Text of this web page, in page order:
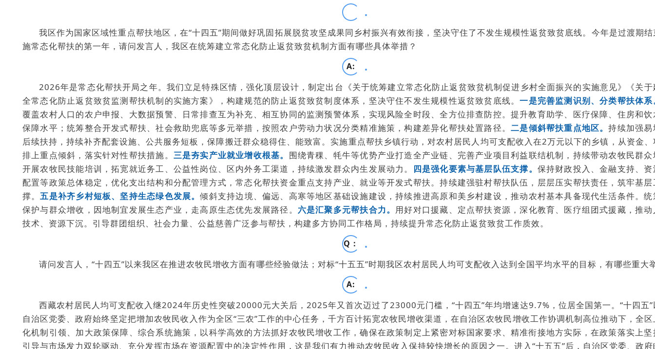
Q
:
我区作为国家区域性重点帮扶地区，在“十四五”期间做好巩固拓展脱贫攻坚成果同乡村振兴有效衔接，坚决守住了不发生规模性返贫致贫底线。今年是过渡期
施常态化帮扶的第一年，请问发言人，我区在统筹建立常态化防止返贫致贫机制方面有哪些具体举措？
A:
2026年是常态化帮扶开局之年。我们立足特殊区情，强化顶层设计，制定出台《关于统筹建立常态化防止返贫致贫机制促进乡村全面振兴的实施意见》《关
全常态化防止返贫致贫监测帮扶机制的实施方案》，构建规范的防止返贫致贫制度体系，坚决守住不发生规模性返贫致贫底线。一是完善监测识别、分类帮扶体系
覆盖农村人口的农户申报、大数据预警、日常排查互为补充、相互协同的监测预警体系，实现风险全时段、全方位排查防控。提升教育助学、医疗保障、住房和
保障水平；统筹整合开发式帮扶、社会救助兜底等多元举措，按照农户劳动力状况分类精准施策，构建差异化帮扶处置路径。二是倾斜帮扶重点地区。持续加强
后续扶持，持续补齐配套设施、公共服务短板，保障搬迁群众稳得住、能致富。实施重点帮扶乡镇行动，对农村居民人均可支配收入在2万元以下的乡镇，从资金
排上重点倾斜，落实针对性帮扶措施。 三是夯实产业就业增收根基。 围绕青稞、牦牛等优势产业打造全产业链、完善产业项目利益联结机制，持续带动农牧民群
开展农牧民技能培训，拓宽就近务工、公益性岗位、区内外务工渠道，持续激发群众内生发展动力。
四是强化要素与基层队伍支撑。 保持财政投入、金融支持、
配置等政策总体稳定，优化支出结构和分配管理方式，常态化帮扶资金重点支持产业、就业等开发式帮扶。持续建强驻村帮扶队伍，层层压实帮扶责任，筑牢基
撑。五是补齐乡村短板、坚持生态绿色发展。倾斜支持边境、偏远、高寒等地区基础设施建设，持续推进高原和美乡村建设，推动农村基本具备现代生活条件。
保护与群众增收，因地制宜发展生态产业，走高原生态优先发展路径。 六是汇聚多元帮扶合力。 用好对口援藏、定点帮扶资源，深化教育、医疗组团式援藏，推
技术、资源下沉。引导群团组织、社会力量、公益慈善广泛参与帮扶，构建多方协同工作格局，持续提升常态化防止返贫致贫工作质效。
Q：
请问发言人，“十四五”以来我区在推进农牧民增收方面有哪些经验做法；对标“十五五”时期我区农村居民人均可支配收入达到全国平均水平的目标，有哪些重大
A:
西藏农村居民人均可支配收入继2024年历史性突破20000元大关后，2025年又首次迈过了23000元门槛，“十四五”年均增速达9.7%，位居全国第一。“十四五
自治区党委、政府始终坚定把增加农牧民收入作为全区“三农”工作的中心任务，千方百计拓宽农牧民增收渠道，在自治区农牧民增收工作协调机制高位推动下，全
化机制引领、加大政策保障、综合系统施策，以科学高效的方法抓好农牧民增收工作，确保在政策制定上紧密对标国家要求、精准衔接地方实际，在政策落实上
引导与市场发力双轮驱动、充分发挥市场在资源配置中的决定性作用，这是我们有力推动农牧民收入保持较快增长的原因之一。进入“十五五”后，自治区党委、政